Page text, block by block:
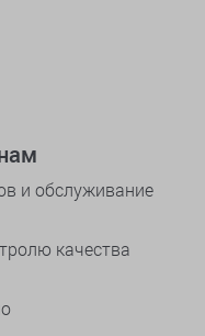
и обслуживание
качества